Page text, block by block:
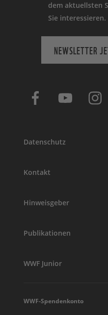
dem aktuellsten
Sie interessieren.
NEWSLETTER
Datenschutz
Kontakt
Hinweisgeber
Publikationen
WWF Junior
WWF-Spendenkonto